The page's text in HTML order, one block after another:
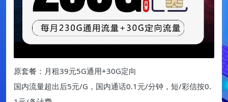
原套餐：月租39元5G通用+30G定向
国内流量超出后5元/G，国内通话0.1元/分钟，短/彩信按0.